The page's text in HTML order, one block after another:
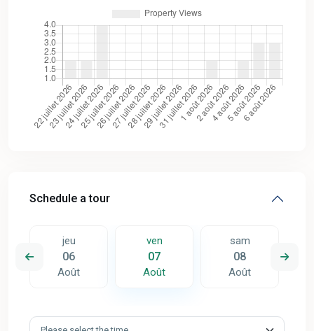
Schedule a tour
jeu
06
Août
ven
07
Août
sam
08
Août